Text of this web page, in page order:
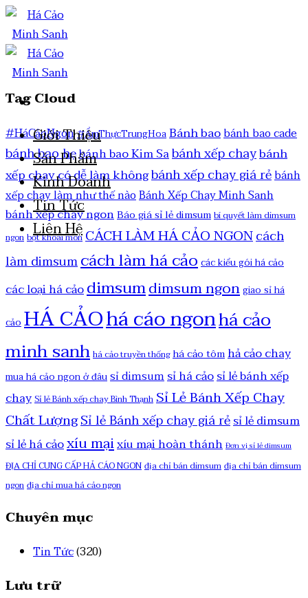
Giới Thiệu
Sản Phẩm
Kinh Doanh
Tin Tức
Liên Hệ
Tag Cloud
#HáCảoNgon#ẨmThựcTrungHoaBánh baobánh bao cade
bánh bao hẹbánh bao Kim Sabánh xếp chaybánh
xếp chay có dễ làm khôngbánh xếp chay giá rẻbánh
xếp chay làm như thế nàoBánh Xếp Chay Minh Sanh
bánh xếp chay ngonBáo giá sỉ lẻ dimsumbí quyết làm dimsum
ngonbột khoai mônCÁCH LÀM HÁ CẢO NGONcách
làm dimsumcách làm há cảocác kiểu gói há cảo
các loại há cảodimsumdimsum ngongiao sỉ há
cảoHÁ CẢOhá cáo ngonhá cảo
minh sanhhá cảo truyền thốnghá cảo tômhả cảo chay
mua há cảo ngon ở đâusỉ dimsumsỉ há cảosỉ lẻ bánh xếp
chaySỉ lẻ Bánh xếp chay Bình ThạnhSỉ Lẻ Bánh Xếp Chay
Chất LượngSỉ lẻ Bánh xếp chay giá rẻsỉ lẻ dimsum
sỉ lẻ há cảoxíu mạixíu mại hoàn thánh Đơn vị sỉ lẻ dimsum
ĐỊA CHỈ CUNG CẤP HẢ CÁO NGONđịa chỉ bán dimsumđịa chỉ bán dimsum
ngonđịa chỉ mua há cảo ngon
Chuyên mục
Tin Tức(320)
Lưu trữ